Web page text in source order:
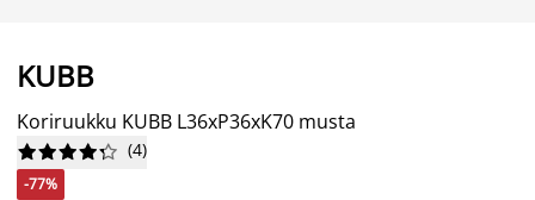
KUBB
Koriruukku KUBB L36xP36xK70 musta





 (4)
-77%